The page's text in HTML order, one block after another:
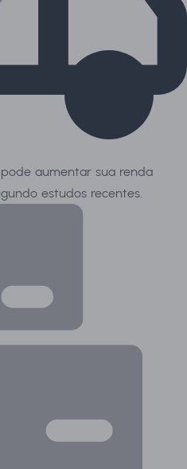
aumentar sua renda
estudos recentes.